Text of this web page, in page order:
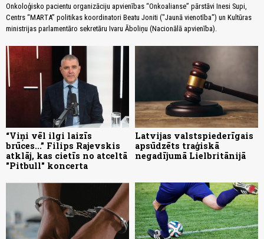
Onkoloģisko pacientu organizāciju apvienības “Onkoalianse” pārstāvi Inesi Supi,
Centrs “MARTA” politikas koordinatori Beatu Joniti ("Jaunā vienotība") un Kultūras
ministrijas parlamentāro sekretāru Ivaru Āboliņu (Nacionālā apvienība).
“Viņi vēl ilgi laizīs
brūces...” Filips Rajevskis
atklāj, kas cietīs no atceltā
"Pitbull" koncerta
Latvijas valstspiederīgais
apsūdzēts traģiskā
negadījumā Lielbritānijā